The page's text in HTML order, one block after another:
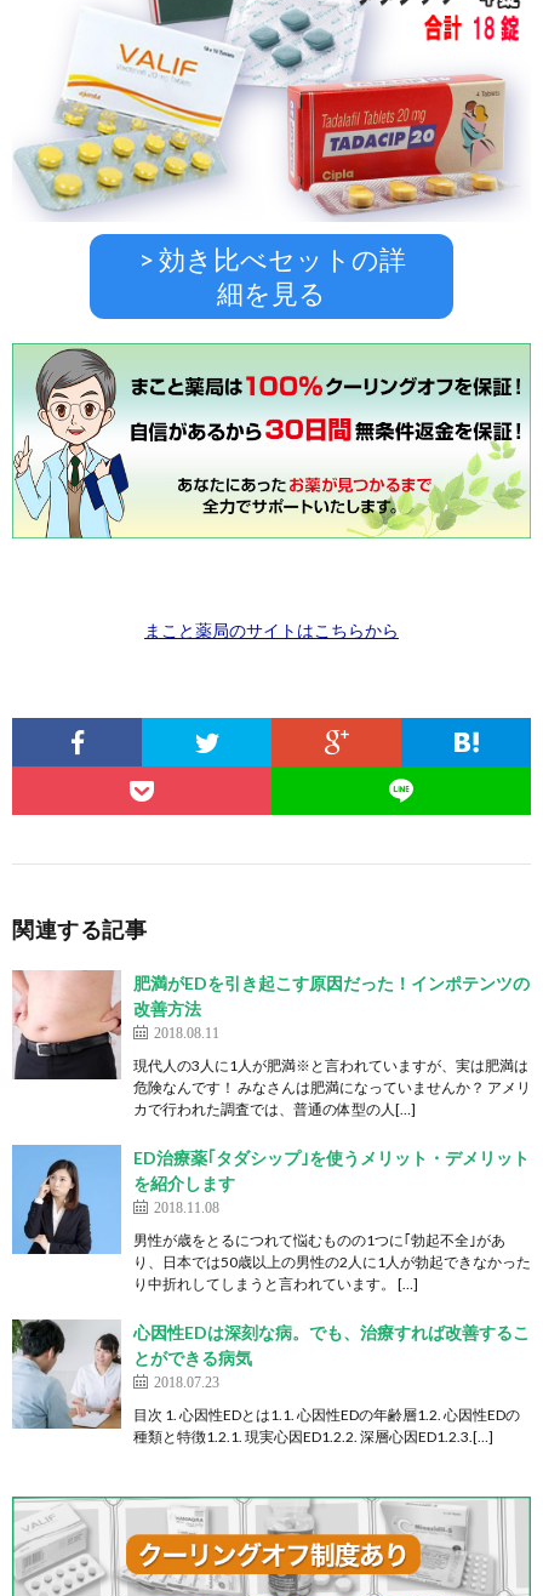
> 効き比べセットの詳
細を見る
まこと薬局のサイトはこちらから
関連する記事
肥満がEDを引き起こす原因だった！インポテンツの
改善方法
2018.08.11
現代人の3人に1人が肥満※と言われていますが、実は肥満は
危険なんです！ みなさんは肥満になっていませんか？ アメリ
カで行われた調査では、普通の体型の人[…]
ED治療薬｢タダシップ｣を使うメリット・デメリット
を紹介します
2018.11.08
男性が歳をとるにつれて悩むものの1つに｢勃起不全｣があ
り、日本では50歳以上の男性の2人に1人が勃起できなかった
り中折れしてしまうと言われています。 […]
心因性EDは深刻な病。でも、治療すれば改善するこ
とができる病気
2018.07.23
目次 1. 心因性EDとは1.1. 心因性EDの年齢層1.2. 心因性EDの
種類と特徴1.2.1. 現実心因ED1.2.2. 深層心因ED1.2.3.[…]